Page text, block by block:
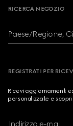
RICERCA NEGOZIO
Paese/Regione,
REGISTRATI PER
Ricevi aggiornamenti
personalizzate e
Indirizzo e-mail